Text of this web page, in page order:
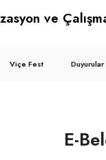
ve
Viçe Fest Duyurular
Adımızda
E-